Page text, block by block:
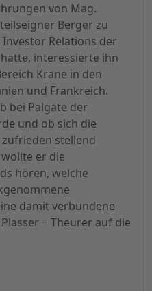
von Mag.
Berger zu
Relations der
interessierte ihn
Krane in den
und Frankreich.
bei Palgate der
und ob sich die
stellend
er die
hören, welche
damit verbundene
+ Theurer auf die